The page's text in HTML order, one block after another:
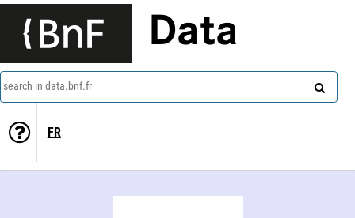
Data
search in data.bnf.fr
FR